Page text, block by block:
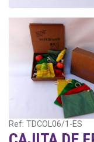
Ref: TDCOL06/1-ES